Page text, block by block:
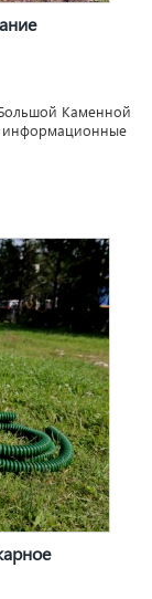
Большой Каменной
информационные